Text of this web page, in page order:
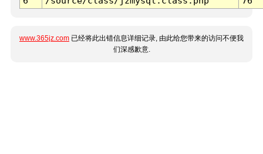
www.365jz.com 已经将此出错信息详细记录, 由此给您带来的访问不便我
们深感歉意.